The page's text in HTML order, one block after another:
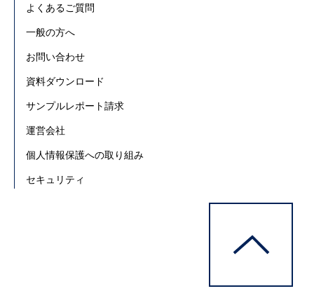
よくあるご質問
一般の方へ
お問い合わせ
資料ダウンロード
サンプルレポート請求
運営会社
個人情報保護への取り組み
セキュリティ